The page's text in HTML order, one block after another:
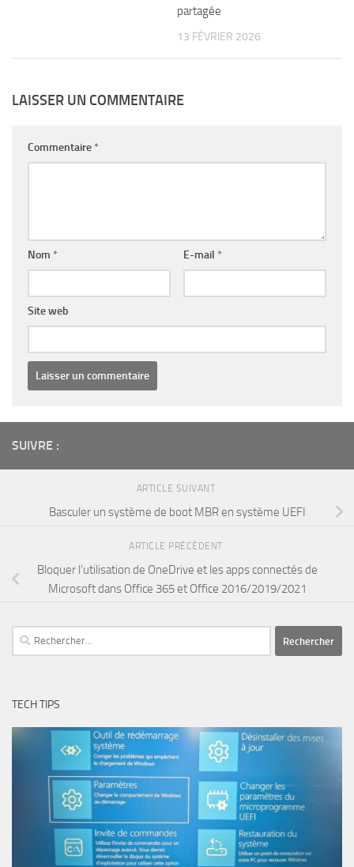
partagée
13 FÉVRIER 2026
LAISSER UN COMMENTAIRE
Commentaire *
Nom * E-mail *
Site web
SUIVRE :
ARTICLE SUIVANT
Basculer un système de boot MBR en système UEFI
ARTICLE PRÉCÉDENT
Bloquer l’utilisation de OneDrive et les apps connectés de
Microsoft dans Office 365 et Office 2016/2019/2021
Rechercher :
TECH TIPS